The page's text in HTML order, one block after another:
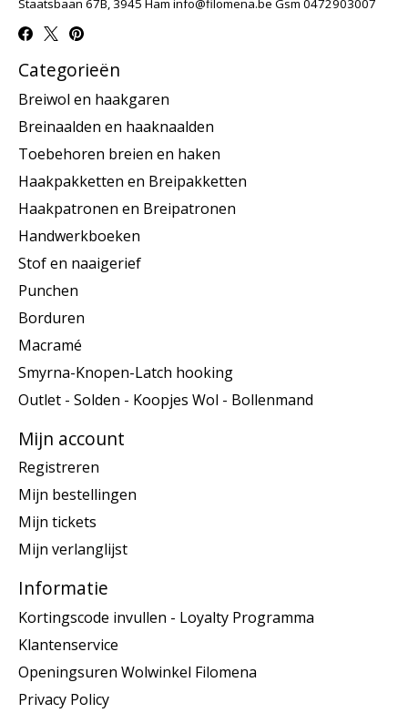
Categorieën
Breiwol en haakgaren
Breinaalden en haaknaalden
Toebehoren breien en haken
Haakpakketten en Breipakketten
Haakpatronen en Breipatronen
Handwerkboeken
Stof en naaigerief
Punchen
Borduren
Macramé
Smyrna-Knopen-Latch hooking
Outlet - Solden - Koopjes Wol - Bollenmand
Mijn account
Registreren
Mijn bestellingen
Mijn tickets
Mijn verlanglijst
Informatie
Kortingscode invullen - Loyalty Programma
Klantenservice
Openingsuren Wolwinkel Filomena
Privacy Policy